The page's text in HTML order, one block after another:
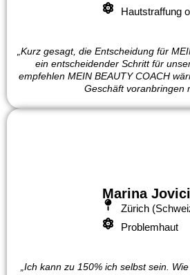
Hautstraffung
„Kurz gesagt, die Entscheidung für
ein entscheidender Schritt für
empfehlen MEIN BEAUTY COACH
Geschäft voranbringen
Marina
Zürich
Problemhaut
„Ich kann zu 150% ich selbst sein.